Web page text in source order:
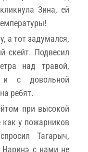
Зина, ей
а тот задумался,
скейт. Подвесил
над травой,
и с довольной
ребят.
при высокой
как у пожарников
Тагарыч,
Наринэ с нами не